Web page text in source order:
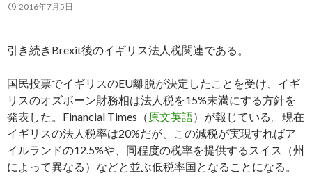
2016年7月5日
引き続きBrexit後のイギリス法人税関連である。
国民投票でイギリスのEU離脱が決定したことを受け、イギ
リスのオズボーン財務相は法人税を15%未満にする方針を
発表した。Financial Times（ 原文英語）が報じている。現在
イギリスの法人税率は20%だが、この減税が実現すればア
イルランドの12.5%や、同程度の税率を提供するスイス（州
によって異なる）などと並ぶ低税率国となることになる。